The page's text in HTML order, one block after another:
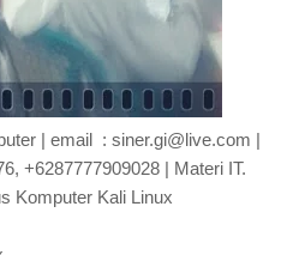
| email : siner.gi@live.com |
+6287777909028 | Materi IT.
Komputer Kali Linux